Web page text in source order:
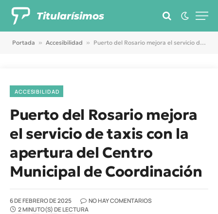
Titularísimos
Portada » Accesibilidad » Puerto del Rosario mejora el servicio de taxis con la apertura del Centro Municipal de Coordinación
ACCESIBILIDAD
Puerto del Rosario mejora
el servicio de taxis con la
apertura del Centro
Municipal de Coordinación
6 DE FEBRERO DE 2025
NO HAY COMENTARIOS
2 MINUTO(S) DE LECTURA